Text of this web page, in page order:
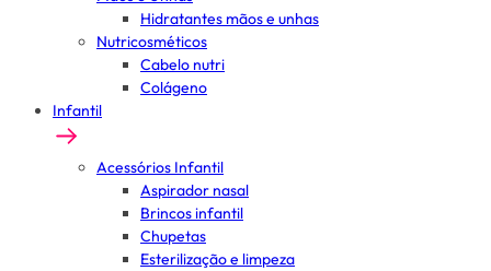
Hidratantes mãos e unhas
Nutricosméticos
Cabelo nutri
Colágeno
Infantil
Acessórios Infantil
Aspirador nasal
Brincos infantil
Chupetas
Esterilização e limpeza